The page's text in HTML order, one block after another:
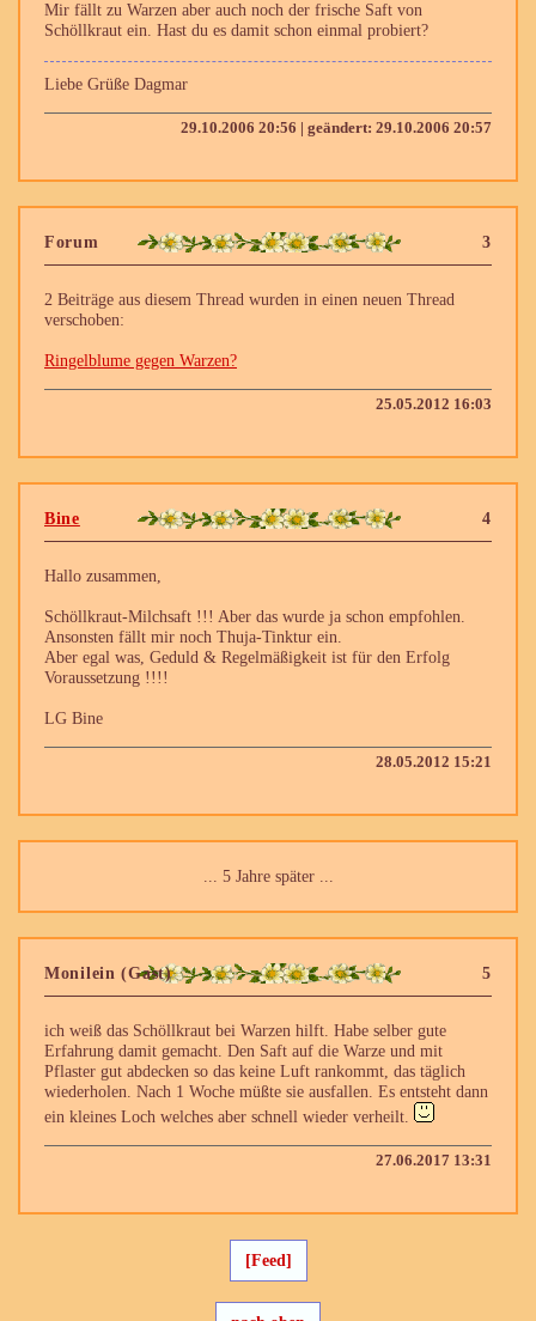
Mir fällt zu Warzen aber auch noch der frische Saft von
Schöllkraut ein. Hast du es damit schon einmal probiert?
Liebe Grüße Dagmar
29.10.2006 20:56 | geändert: 29.10.2006 20:57
3
Forum
2 Beiträge aus diesem Thread wurden in einen neuen Thread
verschoben:
Ringelblume gegen Warzen?
25.05.2012 16:03
4
Bine
Hallo zusammen,
Schöllkraut-Milchsaft !!! Aber das wurde ja schon empfohlen.
Ansonsten fällt mir noch Thuja-Tinktur ein.
Aber egal was, Geduld & Regelmäßigkeit ist für den Erfolg
Voraussetzung !!!!
LG Bine
28.05.2012 15:21
... 5 Jahre später ...
5
Monilein (Gast)
ich weiß das Schöllkraut bei Warzen hilft. Habe selber gute
Erfahrung damit gemacht. Den Saft auf die Warze und mit
Pflaster gut abdecken so das keine Luft rankommt, das täglich
wiederholen. Nach 1 Woche müßte sie ausfallen. Es entsteht dann
ein kleines Loch welches aber schnell wieder verheilt.
27.06.2017 13:31
[Feed]